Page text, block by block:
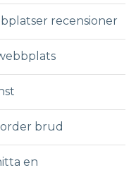
recensioner
brud
en